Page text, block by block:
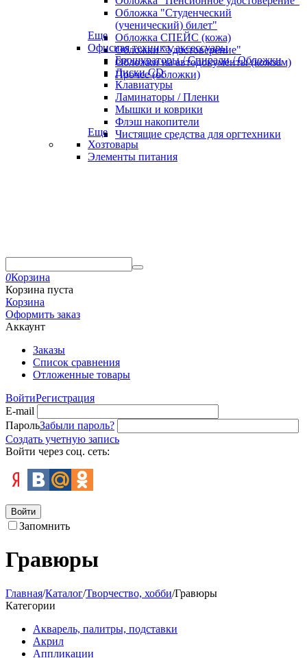
Обложка "Студенческий
(ученический) билет"
Обложка СПЕЙС (кожа)
Обложки "Удостоверение"
Обложки на автодокументы (кожзам)
Прочее (обложки)
Еще
Офисная техника, аксессуары
Брошураторы / Спирали / Обложки
Диски CD
Клавиатуры
Ламинаторы / Пленки
Мышки и коврики
Флэш накопители
Чистящие средства для оргтехники
Еще
Хозтовары
Элементы питания
0Корзина
Корзина пуста
Корзина
Оформить заказ
Аккаунт
Заказы
Список сравнения
Отложенные товары
ВойтиРегистрация
E-mail
ПарольЗабыли пароль?
Создать учетную запись
Войти через соц. сеть:
Войти
Запомнить
Гравюры
Главная/Каталог/Творчество, хобби/Гравюры
Категории
Акварель, палитры, подставки
Акрил
Аппликации